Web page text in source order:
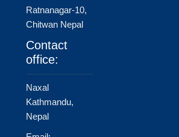
Ratnanagar-10,
Chitwan Nepal
Contact
office:
Naxal
Kathmandu,
Nepal